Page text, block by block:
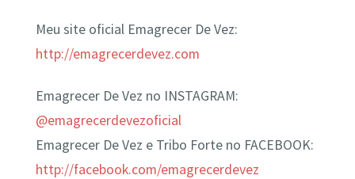
Meu site oficial Emagrecer De Vez:
http://emagrecerdevez.com
Emagrecer De Vez no INSTAGRAM:
@emagrecerdevezoficial
Emagrecer De Vez e Tribo Forte no FACEBOOK:
http://facebook.com/emagrecerdevez